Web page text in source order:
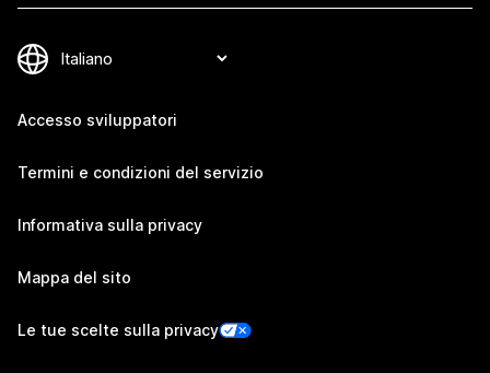
Accesso sviluppatori
Termini e condizioni del servizio
Informativa sulla privacy
Mappa del sito
Le tue scelte sulla privacy